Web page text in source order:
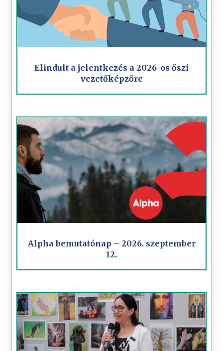
Elindult a jelentkezés a 2026-os őszi
vezetőképzőre
Alpha bemutatónap – 2026. szeptember
12.